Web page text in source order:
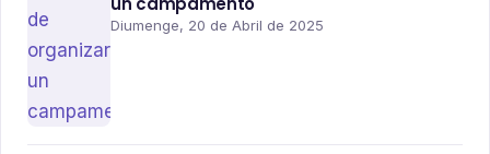
Diumenge, 20 de Abril de 2025